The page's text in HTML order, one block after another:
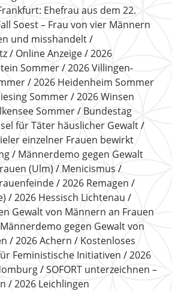
Ehefrau aus dem 22.
Soest – Frau von vier Männern
und misshandelt
Online Anzeige
2026
Sommer
2026 Villingen-
2026 Heidenheim Sommer
Sommer
2026 Winsen
Sommer
Bundestag
für Täter häuslicher Gewalt
einzelner Frauen bewirkt
Männerdemo gegen Gewalt
(Ulm)
Menicismus
2026 Remagen
2026 Hessisch Lichtenau
Gewalt von Männern an Frauen
gegen Gewalt von
2026 Achern
Kostenloses
Feministische Initiativen
2026
SOFORT unterzeichnen –
2026 Leichlingen